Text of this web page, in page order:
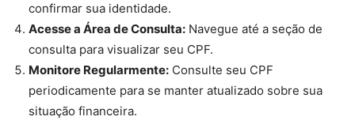
confirmar sua identidade.
Acesse a Área de Consulta: Navegue até a seção de
consulta para visualizar seu CPF.
Monitore Regularmente: Consulte seu CPF
periodicamente para se manter atualizado sobre sua
situação financeira.